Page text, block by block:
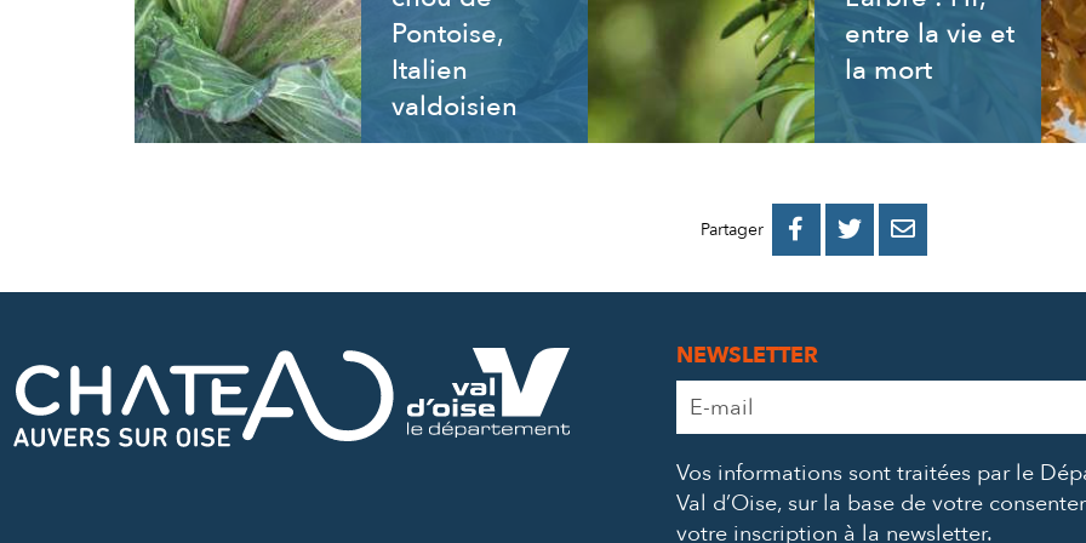
Pontoise,
Italien
valdoisien
entre la vie et
la mort
Partager 
PARTAGER
PARTAGER
PARTAGER
NEWSLETTER
Adresse
e-
*
Vos informations sont traitées par le
Val d’Oise, sur la base de votre
votre inscription à la newsletter.